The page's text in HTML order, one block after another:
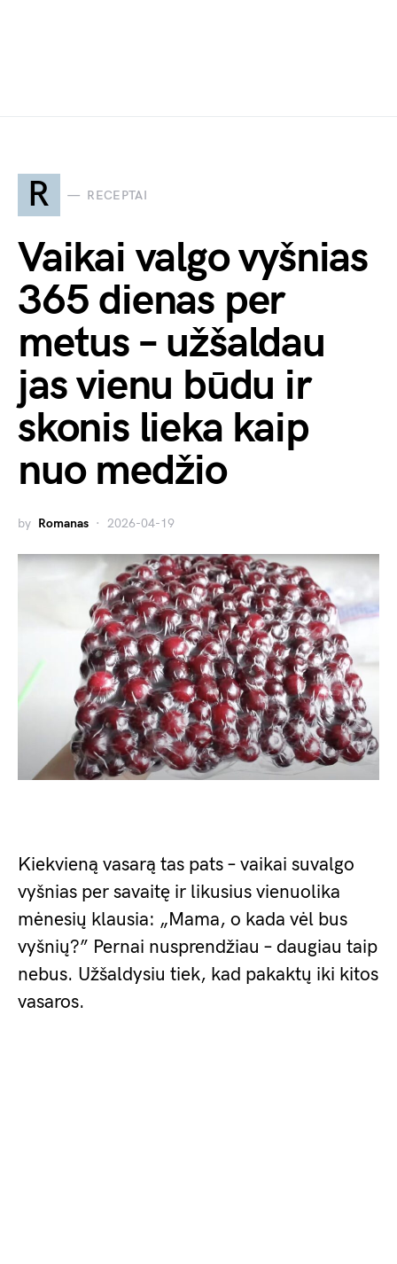
R RECEPTAI
Vaikai valgo vyšnias
365 dienas per
metus – užšaldau
jas vienu būdu ir
skonis lieka kaip
nuo medžio
by Romanas 2026-04-19
Kiekvieną vasarą tas pats – vaikai suvalgo
vyšnias per savaitę ir likusius vienuolika
mėnesių klausia: „Mama, o kada vėl bus
vyšnių?” Pernai nusprendžiau – daugiau taip
nebus. Užšaldysiu tiek, kad pakaktų iki kitos
vasaros.